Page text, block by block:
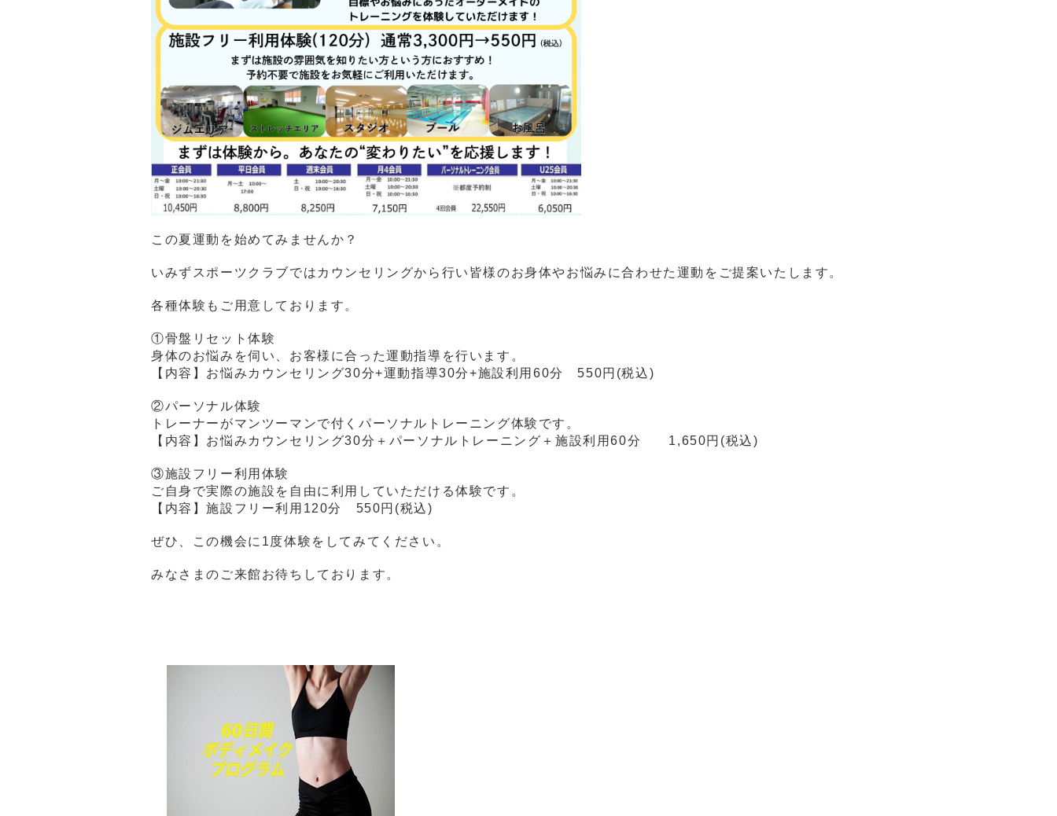
この夏運動を始めてみませんか？
いみずスポーツクラブではカウンセリングから行い皆様のお身体やお悩みに合わせた運動をご提案いたします。
各種体験もご用意しております。
①骨盤リセット体験
身体のお悩みを伺い、お客様に合った運動指導を行います。
【内容】お悩みカウンセリング30分+運動指導30分+施設利用60分 550円(税込)
②パーソナル体験
トレーナーがマンツーマンで付くパーソナルトレーニング体験です。
【内容】お悩みカウンセリング30分＋パーソナルトレーニング＋施設利用60分 1,650円(税込)
③施設フリー利用体験
ご自身で実際の施設を自由に利用していただける体験です。
【内容】施設フリー利用120分 550円(税込)
ぜひ、この機会に1度体験をしてみてください。
みなさまのご来館お待ちしております。